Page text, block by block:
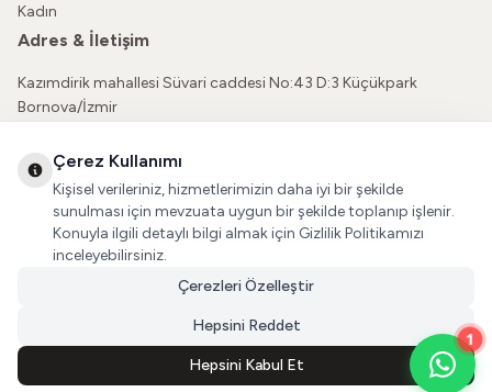
1
Kadın
Adres & İletişim
Kazımdirik mahallesi Süvari caddesi No:43 D:3 Küçükpark
Bornova/İzmir
vatkaliguve@gmail.com
Sosyal Medya
İnstagram
Çerez Kullanımı
Kişisel verileriniz, hizmetlerimizin daha iyi bir şekilde
sunulması için mevzuata uygun bir şekilde toplanıp işlenir.
Konuyla ilgili detaylı bilgi almak için Gizlilik Politikamızı
inceleyebilirsiniz.
Çerezleri Özelleştir
Hepsini Reddet
Hepsini Kabul Et